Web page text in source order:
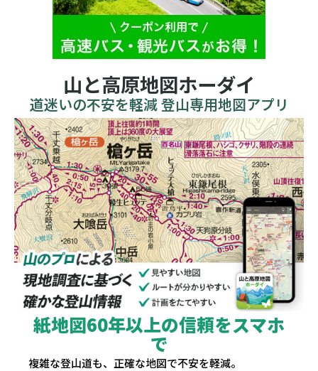
山と高原地図ホーダイ
道迷いの不安を軽減 登山専用地図アプリ
紙地図60年以上の信頼をスマホ
で
複雑な登山道も、正確な地図で不安を軽減。